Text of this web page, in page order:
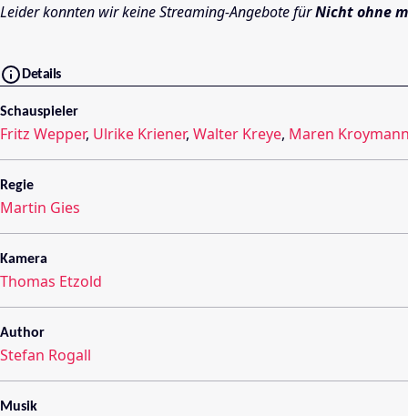
Leider konnten wir keine Streaming-Angebote fürNicht ohne
Details
Schauspieler
Fritz Wepper, Ulrike Kriener, Walter Kreye, Maren
Regie
Martin Gies
Kamera
Thomas Etzold
Author
Stefan Rogall
Musik